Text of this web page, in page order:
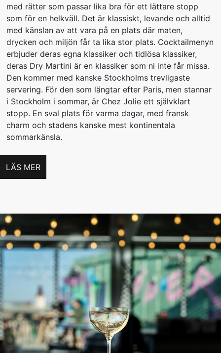
med rätter som passar lika bra för ett lättare stopp
som för en helkväll. Det är klassiskt, levande och alltid
med känslan av att vara på en plats där maten,
drycken och miljön får ta lika stor plats. Cocktailmenyn
erbjuder deras egna klassiker och tidlösa klassiker,
deras Dry Martini är en klassiker som ni inte får missa.
Den kommer med kanske Stockholms trevligaste
servering. För den som längtar efter Paris, men stannar
i Stockholm i sommar, är Chez Jolie ett självklart
stopp. En sval plats för varma dagar, med fransk
charm och stadens kanske mest kontinentala
sommarkänsla.
LÄS MER